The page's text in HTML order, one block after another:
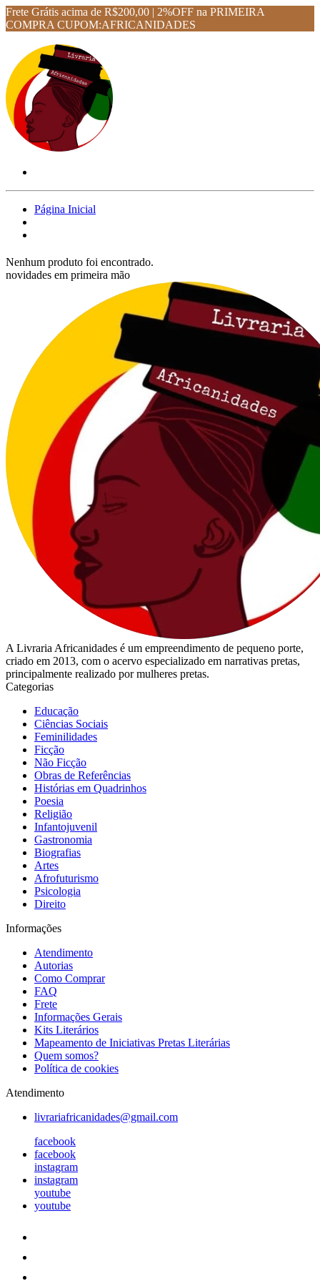
Frete Grátis acima de R$200,00 | 2%OFF na PRIMEIRA
COMPRA CUPOM:AFRICANIDADES
Página Inicial
Nenhum produto foi encontrado.
novidades em primeira mão
A Livraria Africanidades é um empreendimento de pequeno porte,
criado em 2013, com o acervo especializado em narrativas pretas,
principalmente realizado por mulheres pretas.
Categorias
Educação
Ciências Sociais
Feminilidades
Ficção
Não Ficção
Obras de Referências
Histórias em Quadrinhos
Poesia
Religião
Infantojuvenil
Gastronomia
Biografias
Artes
Afrofuturismo
Psicologia
Direito
Informações
Atendimento
Autorias
Como Comprar
FAQ
Frete
Informações Gerais
Kits Literários
Mapeamento de Iniciativas Pretas Literárias
Quem somos?
Política de cookies
Atendimento
livrariafricanidades@gmail.com
facebook
facebook
instagram
instagram
youtube
youtube